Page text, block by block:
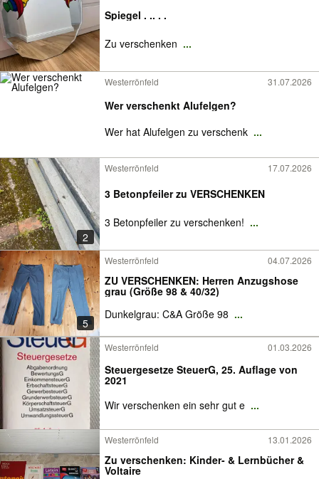
Spiegel . .. . .
Zu verschenken ...
Westerrönfeld 31.07.2026
Wer verschenkt Alufelgen?
Wer hat Alufelgen zu verschenk ...
2
Westerrönfeld 17.07.2026
3 Betonpfeiler zu VERSCHENKEN
3 Betonpfeiler zu verschenken! ...
5
Westerrönfeld 04.07.2026
ZU VERSCHENKEN: Herren Anzugshose
grau (Größe 98 & 40/32)
Dunkelgrau: C&A Größe 98 ...
Westerrönfeld 01.03.2026
Steuergesetze SteuerG, 25. Auflage von
2021
Wir verschenken ein sehr gut e ...
Westerrönfeld 13.01.2026
Zu verschenken: Kinder- & Lernbücher &
Voltaire